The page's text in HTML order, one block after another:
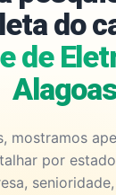
do
de
mostramos
por